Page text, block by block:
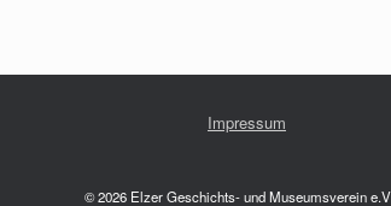
Impressum
© 2026 Elzer Geschichts- und Museumsverein e.V